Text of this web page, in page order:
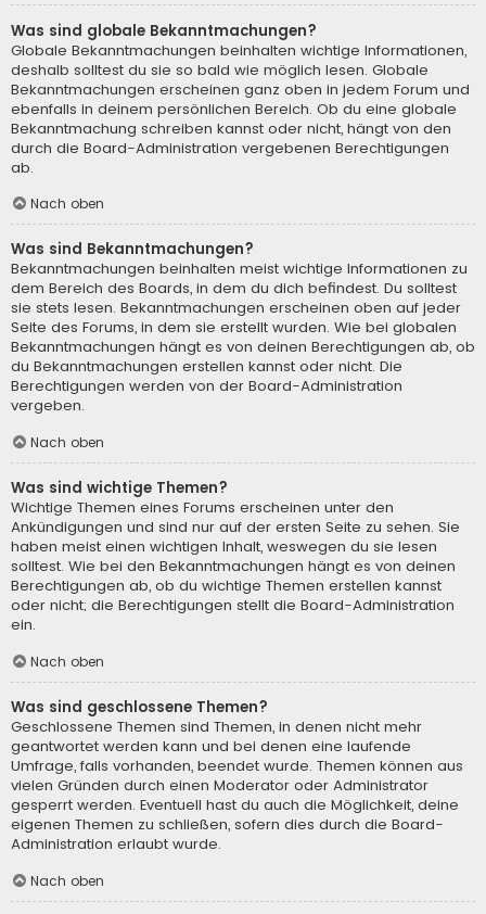
Was sind globale Bekanntmachungen?
Globale Bekanntmachungen beinhalten wichtige Informationen,
deshalb solltest du sie so bald wie möglich lesen. Globale
Bekanntmachungen erscheinen ganz oben in jedem Forum und
ebenfalls in deinem persönlichen Bereich. Ob du eine globale
Bekanntmachung schreiben kannst oder nicht, hängt von den
durch die Board-Administration vergebenen Berechtigungen
ab.
Nach oben
Was sind Bekanntmachungen?
Bekanntmachungen beinhalten meist wichtige Informationen zu
dem Bereich des Boards, in dem du dich befindest. Du solltest
sie stets lesen. Bekanntmachungen erscheinen oben auf jeder
Seite des Forums, in dem sie erstellt wurden. Wie bei globalen
Bekanntmachungen hängt es von deinen Berechtigungen ab, ob
du Bekanntmachungen erstellen kannst oder nicht. Die
Berechtigungen werden von der Board-Administration
vergeben.
Nach oben
Was sind wichtige Themen?
Wichtige Themen eines Forums erscheinen unter den
Ankündigungen und sind nur auf der ersten Seite zu sehen. Sie
haben meist einen wichtigen Inhalt, weswegen du sie lesen
solltest. Wie bei den Bekanntmachungen hängt es von deinen
Berechtigungen ab, ob du wichtige Themen erstellen kannst
oder nicht; die Berechtigungen stellt die Board-Administration
ein.
Nach oben
Was sind geschlossene Themen?
Geschlossene Themen sind Themen, in denen nicht mehr
geantwortet werden kann und bei denen eine laufende
Umfrage, falls vorhanden, beendet wurde. Themen können aus
vielen Gründen durch einen Moderator oder Administrator
gesperrt werden. Eventuell hast du auch die Möglichkeit, deine
eigenen Themen zu schließen, sofern dies durch die Board-
Administration erlaubt wurde.
Nach oben